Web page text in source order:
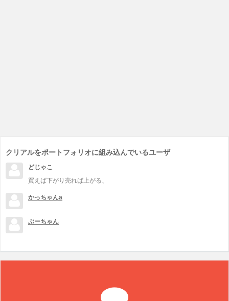
クリアルをポートフォリオに組み込んでいるユーザ
どじゃこ
買えば下がり売れば上がる、
かっちゃんa
ぶーちゃん